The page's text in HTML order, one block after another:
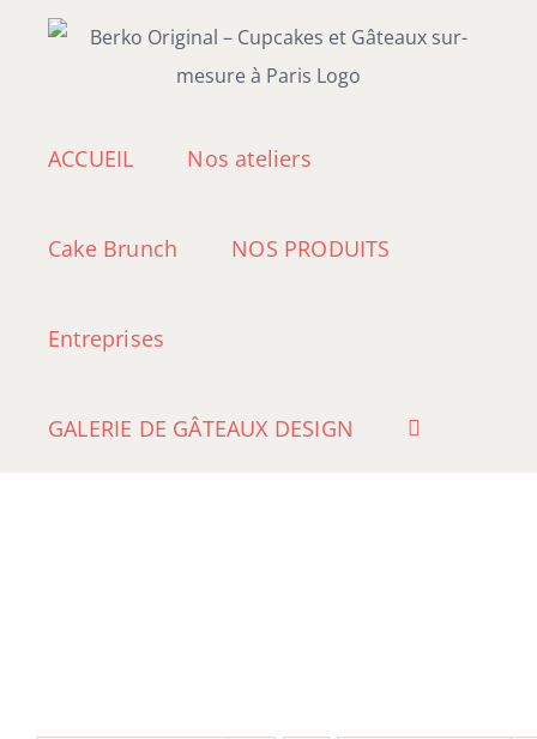
Passer
ACCUEIL Nos ateliers
Cake Brunch NOS PRODUITS
Entreprises
GALERIE DE GÂTEAUX DESIGN